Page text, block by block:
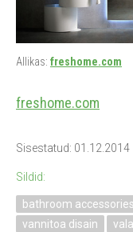
Allikas: freshome.com
freshome.com
Sisestatud: 01.12.2014
Sildid:
bathroom accessories
vannitoa disain